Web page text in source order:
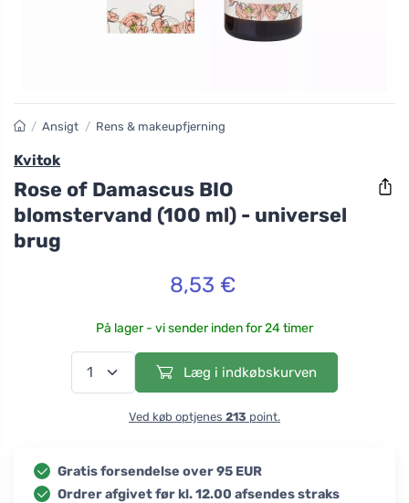
/ Ansigt / Rens & makeupfjerning
Kvitok
Rose of Damascus BIO
blomstervand (100 ml) - universel
brug
8,53 €
På lager - vi sender inden for 24 timer
Læg i indkøbskurven
Ved køb optjenes 213 point.
Gratis forsendelse over 95 EUR
Ordrer afgivet før kl. 12.00 afsendes straks